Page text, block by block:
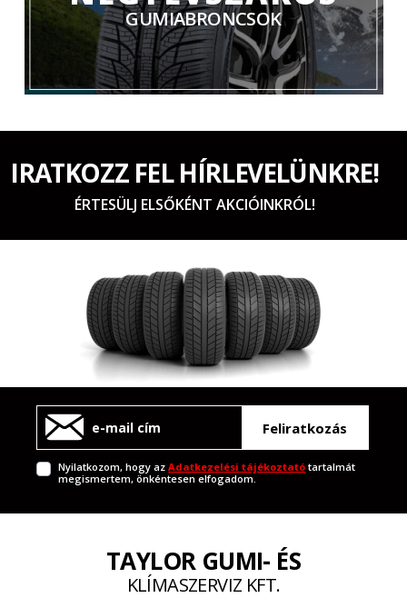
GUMIABRONCSOK
IRATKOZZ FEL HÍRLEVELÜNKRE!
ÉRTESÜLJ ELSŐKÉNT AKCIÓINKRÓL!
Feliratkozás
Nyilatkozom, hogy azAdatkezelési tájékoztató tartalmát
megismertem, önkéntesen elfogadom.
TAYLOR GUMI- ÉS
KLÍMASZERVIZ KFT.